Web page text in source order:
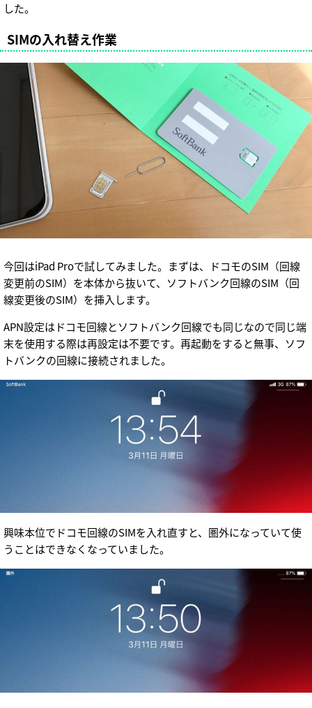
した。
SIMの入れ替え作業
今回はiPad Proで試してみました。まずは、ドコモのSIM（回線
変更前のSIM）を本体から抜いて、ソフトバンク回線のSIM（回
線変更後のSIM）を挿入します。
APN設定はドコモ回線とソフトバンク回線でも同じなので同じ端
末を使用する際は再設定は不要です。再起動をすると無事、ソフ
トバンクの回線に接続されました。
興味本位でドコモ回線のSIMを入れ直すと、圏外になっていて使
うことはできなくなっていました。